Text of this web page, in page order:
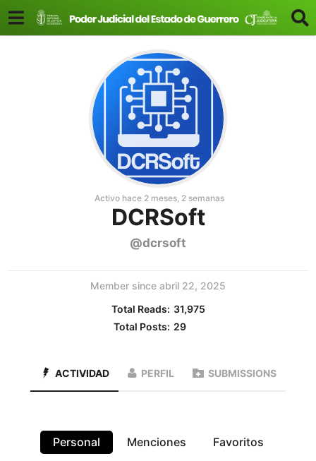
Activo hace 2 meses, 2 semanas
DCRSoft
@dcrsoft
Member since abril 22, 2025
Total Reads: 31,975
Total Posts: 29
ACTIVIDAD PERFIL SUBMISSIONS
Personal Menciones Favoritos